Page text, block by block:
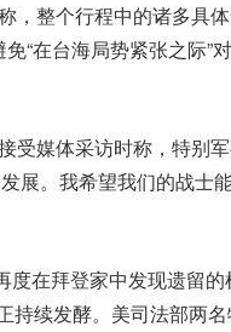
，整个行程中的诸多具
“在台海局势紧张之际”
受媒体采访时称，特别
展。我希望我们的战士
度在拜登家中发现遗留
持续发酵。美司法部两